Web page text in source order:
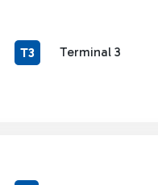
T3 Terminal 3